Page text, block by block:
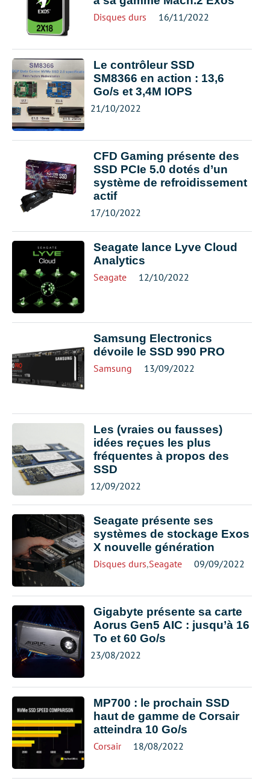
Disques durs 16/11/2022
Le contrôleur SSD
SM8366 en action : 13,6
Go/s et 3,4M IOPS
21/10/2022
CFD Gaming présente des
SSD PCIe 5.0 dotés d’un
système de refroidissement
actif
17/10/2022
Seagate lance Lyve Cloud
Analytics
Seagate 12/10/2022
Samsung Electronics
dévoile le SSD 990 PRO
Samsung 13/09/2022
Les (vraies ou fausses)
idées reçues les plus
fréquentes à propos des
SSD
12/09/2022
Seagate présente ses
systèmes de stockage Exos
X nouvelle génération
Disques durs,Seagate 09/09/2022
Gigabyte présente sa carte
Aorus Gen5 AIC : jusqu’à 16
To et 60 Go/s
23/08/2022
MP700 : le prochain SSD
haut de gamme de Corsair
atteindra 10 Go/s
Corsair 18/08/2022